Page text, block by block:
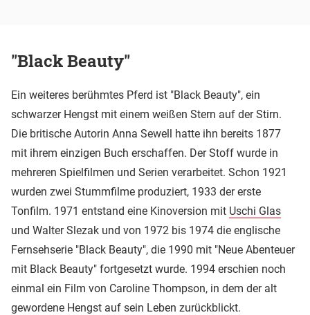
"Black Beauty"
Ein weiteres berühmtes Pferd ist "Black Beauty", ein
schwarzer Hengst mit einem weißen Stern auf der Stirn.
Die britische Autorin Anna Sewell hatte ihn bereits 1877
mit ihrem einzigen Buch erschaffen. Der Stoff wurde in
mehreren Spielfilmen und Serien verarbeitet. Schon 1921
wurden zwei Stummfilme produziert, 1933 der erste
Tonfilm. 1971 entstand eine Kinoversion mit Uschi Glas
und Walter Slezak und von 1972 bis 1974 die englische
Fernsehserie "Black Beauty", die 1990 mit "Neue Abenteuer
mit Black Beauty" fortgesetzt wurde. 1994 erschien noch
einmal ein Film von Caroline Thompson, in dem der alt
gewordene Hengst auf sein Leben zurückblickt.